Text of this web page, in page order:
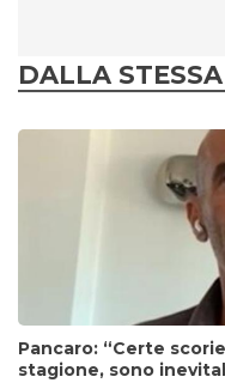
DALLA
Pancaro: “Certe
stagione, sono